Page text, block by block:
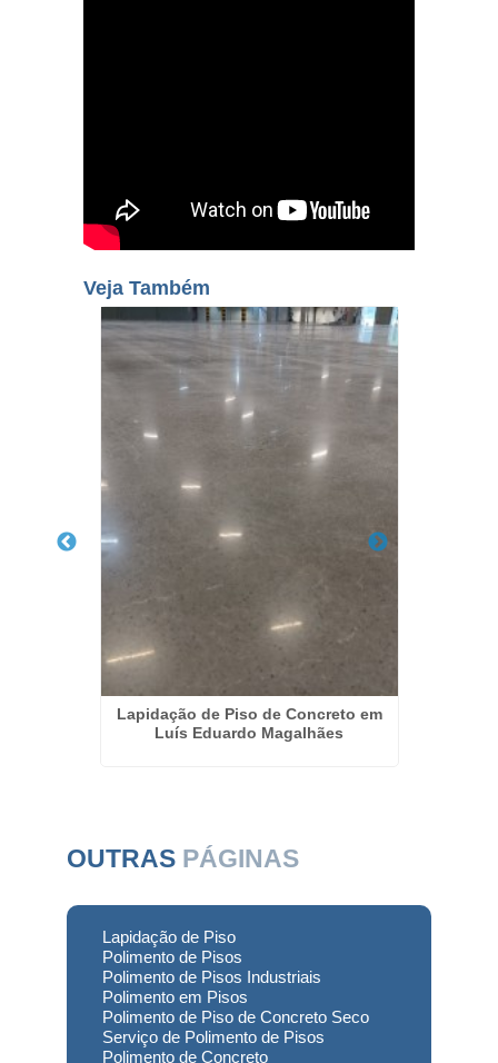
Veja Também
Lapidação de Piso de Concreto em
Luís Eduardo Magalhães
OUTRAS PÁGINAS
Lapidação de Piso
Polimento de Pisos
Polimento de Pisos Industriais
Polimento em Pisos
Polimento de Piso de Concreto Seco
Serviço de Polimento de Pisos
Polimento de Concreto